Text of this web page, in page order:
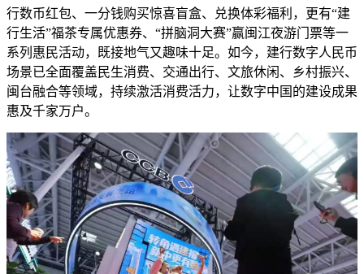
行数币红包、一分钱购买惊喜盲盒、兑换体彩福利，更有“建
行生活”福茶专属优惠券、“拼脑洞大赛”赢闽江夜游门票等一
系列惠民活动，既接地气又趣味十足。如今，建行数字人民币
场景已全面覆盖民生消费、交通出行、文旅休闲、乡村振兴、
闽台融合等领域，持续激活消费活力，让数字中国的建设成果
惠及千家万户。